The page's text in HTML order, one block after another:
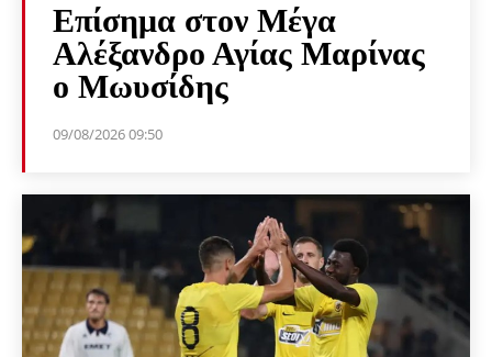
Επίσημα στον Μέγα
Αλέξανδρο Αγίας Μαρίνας
ο Μωυσίδης
09/08/2026 09:50